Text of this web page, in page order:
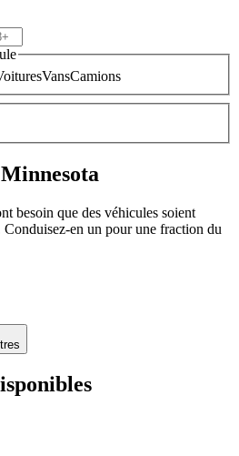
VansCamions
besoin que des véhicules soient
Conduisez-en un pour une fraction du